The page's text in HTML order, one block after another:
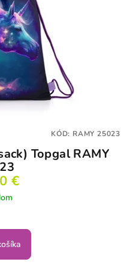
Topgal RAMY
€
KÓD: RAMY 25023